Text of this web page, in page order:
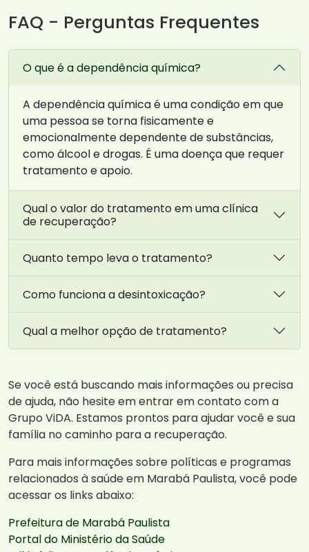
FAQ - Perguntas Frequentes
O que é a dependência química?
A dependência química é uma condição em que
uma pessoa se torna fisicamente e
emocionalmente dependente de substâncias,
como álcool e drogas. É uma doença que requer
tratamento e apoio.
Qual o valor do tratamento em uma clínica
de recuperação?
Quanto tempo leva o tratamento?
Como funciona a desintoxicação?
Qual a melhor opção de tratamento?
Se você está buscando mais informações ou precisa
de ajuda, não hesite em entrar em contato com a
Grupo ViDA. Estamos prontos para ajudar você e sua
família no caminho para a recuperação.
Para mais informações sobre políticas e programas
relacionados à saúde em Marabá Paulista, você pode
acessar os links abaixo:
Prefeitura de Marabá Paulista
Portal do Ministério da Saúde